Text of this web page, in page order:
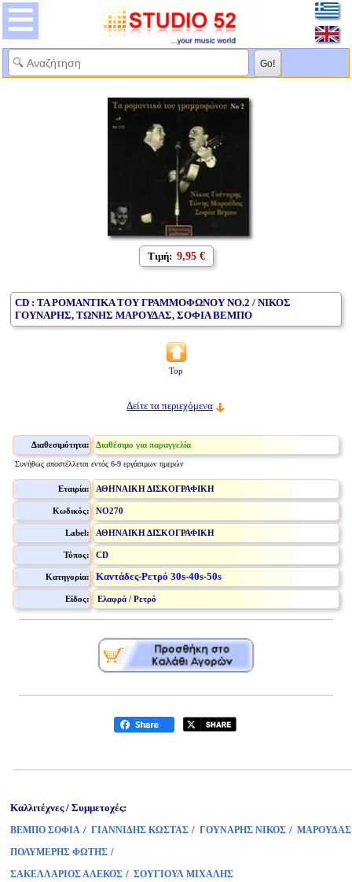
Τιμή: 9,95 €
CD : ΤΑ ΡΟΜΑΝΤΙΚΑ ΤΟΥ ΓΡΑΜΜΟΦΩΝΟΥ ΝΟ.2 / ΝΙΚΟΣ
ΓΟΥΝΑΡΗΣ, ΤΩΝΗΣ ΜΑΡΟΥΔΑΣ, ΣΟΦΙΑ ΒΕΜΠΟ
Top
Δείτε τα περιεχόμενα
Διαθεσιμότητα: Διαθέσιμο για παραγγελία
Συνήθως αποστέλλεται εντός 6-9 εργάσιμων ημερών
Εταιρία: ΑΘΗΝΑΙΚΗ ΔΙΣΚΟΓΡΑΦΙΚΗ
Κωδικός: NO270
Label: ΑΘΗΝΑΙΚΗ ΔΙΣΚΟΓΡΑΦΙΚΗ
Τύπος: CD
Κατηγορία: Καντάδες-Ρετρό 30s-40s-50s
Είδος: Ελαφρά / Ρετρό
Καλλιτέχνες / Συμμετοχές:
ΒΕΜΠΟ ΣΟΦΙΑ / ΓΙΑΝΝΙΔΗΣ ΚΩΣΤΑΣ / ΓΟΥΝΑΡΗΣ ΝΙΚΟΣ /
ΠΟΛΥΜΕΡΗΣ ΦΩΤΗΣ /
ΣΑΚΕΛΛΑΡΙΟΣ ΑΛΕΚΟΣ / ΣΟΥΓΙΟΥΛ ΜΙΧΑΛΗΣ